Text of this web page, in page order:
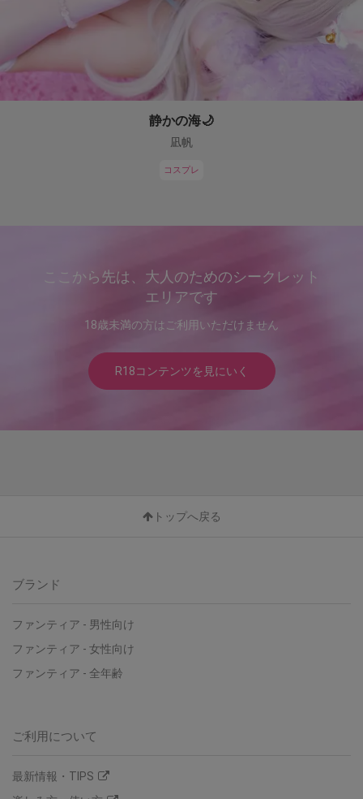
静かの海🌙
凪帆
コスプレ
ここから先は、大人のためのシークレット
エリアです
18歳未満の方はご利用いただけません
R18コンテンツを見にいく
トップへ戻る
ブランド
ファンティア - 男性向け
ファンティア - 女性向け
ファンティア - 全年齢
ご利用について
最新情報・TIPS